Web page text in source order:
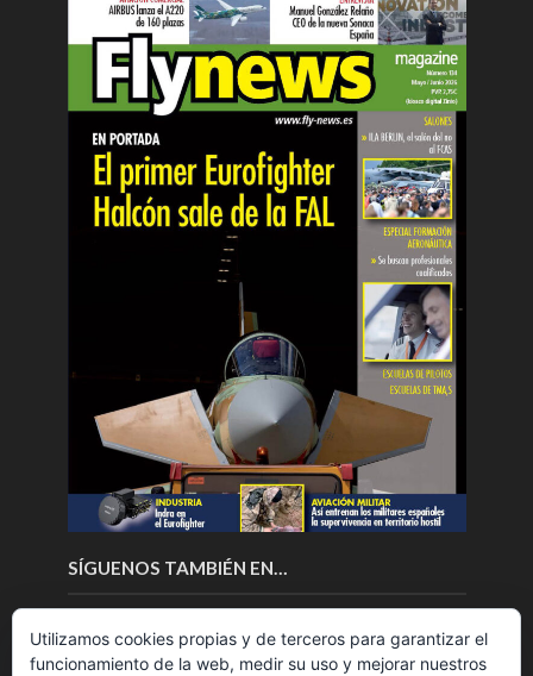
SÍGUENOS TAMBIÉN EN…
Utilizamos cookies propias y de terceros para garantizar el
funcionamiento de la web, medir su uso y mejorar nuestros